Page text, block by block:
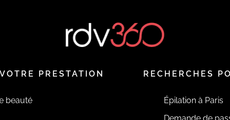
PRESTATION
beauté
RECHERCHES
Épilation à Paris